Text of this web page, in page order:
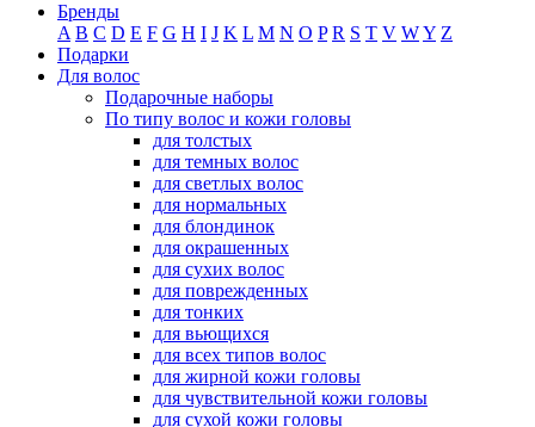
Бренды
A B C D E F G H I J K L M N O P R S T V WY Z
Подарки
Для волос
Подарочные наборы
По типу волос и кожи головы
для толстых
для темных волос
для светлых волос
для нормальных
для блондинок
для окрашенных
для сухих волос
для поврежденных
для тонких
для вьющихся
для всех типов волос
для жирной кожи головы
для чувствительной кожи головы
для сухой кожи головы